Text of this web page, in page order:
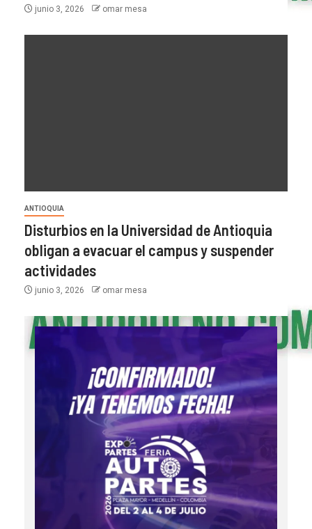
junio 3, 2026 omar mesa
ANTIOQUIA
Disturbios en la Universidad de Antioquia
obligan a evacuar el campus y suspender
actividades
junio 3, 2026 omar mesa